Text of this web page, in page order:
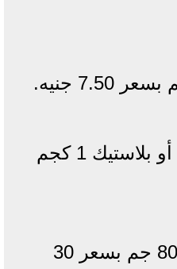
8- دقيق معبأ ورقي أو بلاستيك 1 كجم
9- مسلى صناعي 800 جم بسعر 30